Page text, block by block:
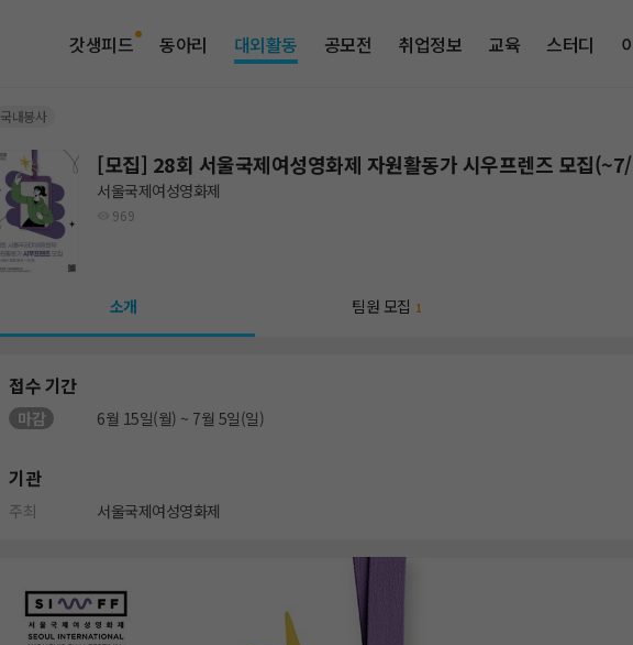
갓생피드 동아리 대외활동 공모전 취업정보 교육 스터디
국내봉사
[모집] 28회 서울국제여성영화제 자원활동가 시우프렌즈 모집
서울국제여성영화제
969
소개 팀원 모집 1
접수 기간
마감 6월 15일(월) ~ 7월 5일(일)
기관
주최 서울국제여성영화제